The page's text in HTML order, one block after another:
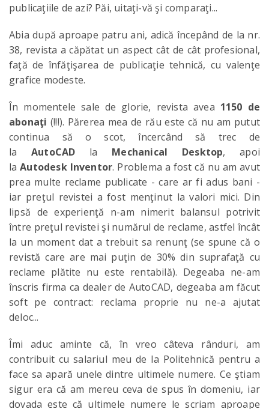
publicaţiile de azi? Păi, uitaţi-vă şi comparaţi...
Abia după aproape patru ani, adică începând de la nr.
38, revista a căpătat un aspect cât de cât profesional,
faţă de înfăţişarea de publicaţie tehnică, cu valenţe
grafice modeste.
În momentele sale de glorie, revista avea 1150 de
abonaţi (!!!). Părerea mea de rău este că nu am putut
continua să o scot, încercând să trec de
laAutoCAD la Mechanical Desktop, apoi
laAutodesk Inventor. Problema a fost că nu am avut
prea multe reclame publicate - care ar fi adus bani -
iar preţul revistei a fost menţinut la valori mici. Din
lipsă de experienţă n-am nimerit balansul potrivit
între preţul revistei şi numărul de reclame, astfel încât
la un moment dat a trebuit sa renunţ (se spune că o
revistă care are mai puţin de 30% din suprafaţă cu
reclame plătite nu este rentabilă). Degeaba ne-am
înscris firma ca dealer de AutoCAD, degeaba am făcut
soft pe contract: reclama proprie nu ne-a ajutat
deloc...
Îmi aduc aminte că, în vreo câteva rânduri, am
contribuit cu salariul meu de la Politehnică pentru a
face sa apară unele dintre ultimele numere. Ce ştiam
sigur era că am mereu ceva de spus în domeniu, iar
dovada este că ultimele numere le scriam aproape